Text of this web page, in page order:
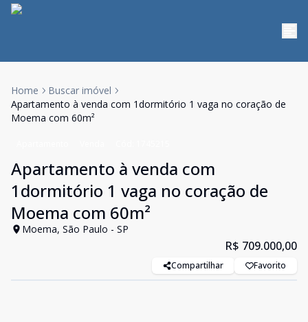
Home
Buscar imóvel
Apartamento à venda com 1dormitório 1 vaga no coração de
Moema com 60m²
Apartamento à venda com
1dormitório 1 vaga no coração de
Moema com 60m²
Moema, São Paulo - SP
R$ 709.000,00
Compartilhar Favorito